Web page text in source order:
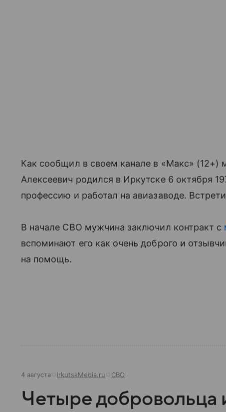
Как сообщил в своем канале в «Макс» (12+)
Алексеевич родился в Иркутске 6 октября
профессию и работал на авиазаводе.
В начале СВО мужчина заключил контракт с
вспоминают его как очень доброго и
на помощь.
4 августа IrkutskMedia.ru СВО
Четыре добровольца